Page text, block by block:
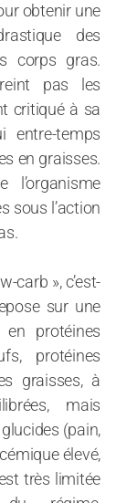
obtenir une
des
corps gras.
pas les
critiqué à sa
entre-temps
en graisses.
sous l’action
carb », c’est-
sur une
protéines
protéines
graisses, à
mais
(pain,
élevé,
très limitée